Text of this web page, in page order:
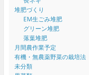
堆肥づくり
EM生ごみ堆肥
グリーン堆肥
落葉堆肥
月間農作業予定
有機・無農薬野菜の栽培法
未分類